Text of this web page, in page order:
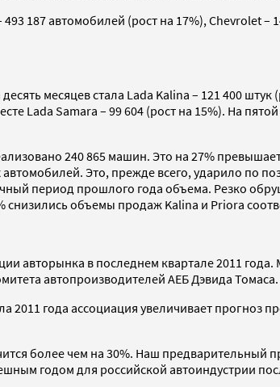
187 автомобилей (рост на 17%), Chevrolet –
месяцев стала Lada Kalina – 121 400 штук
Lada Samara – 99 604 (рост на 15%). На
240 865 машин. Это на 27%
Это, прежде всего, ударило по
период прошлого года объема. Резко
снизились объемы продаж Kalina и Priora
авторынка в последнем квартале 2011
автопроизводителей АЕБ Дэвида Томаса.
2011 года ассоциация увеличивает
более чем на 30%. Наш
годом для российской автоиндустрии